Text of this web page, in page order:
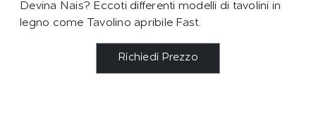
Devina Nais? Eccoti differenti modelli di tavolini in
legno come Tavolino apribile Fast.
Richiedi Prezzo